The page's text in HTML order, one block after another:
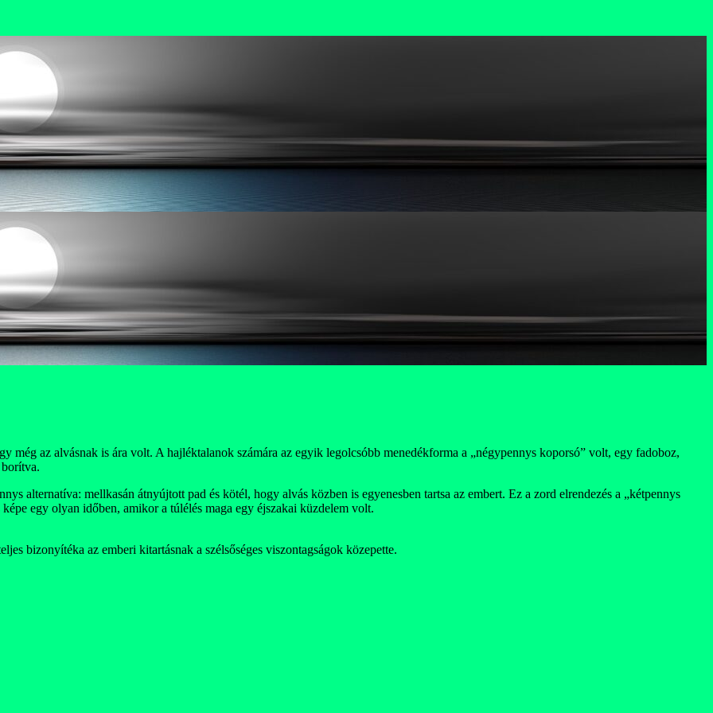
még az alvásnak is ára volt. A hajléktalanok számára az egyik legolcsóbb menedékforma a „négypennys koporsó” volt, egy fadoboz,
alternatíva: mellkasán átnyújtott pad és kötél, hogy alvás közben is egyenesben tartsa az embert. Ez a zord elrendezés a „kétpennys
egy olyan időben, amikor a túlélés maga egy éjszakai küzdelem volt.
bizonyítéka az emberi kitartásnak a szélsőséges viszontagságok közepette.